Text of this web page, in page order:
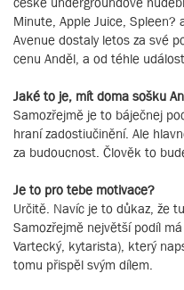
Minute, Apple Juice, Spleen?
Avenue dostaly letos za své
cenu Anděl, a od téhle
Jaké to je, mít doma sošku
Samozřejmě je to báječnej
hraní zadostiučinění. Ale
za budoucnost. Člověk to
Je to pro tebe motivace?
Určitě. Navíc je to důkaz, že
Samozřejmě největší podíl
Vartecký, kytarista), který
tomu přispěl svým dílem.